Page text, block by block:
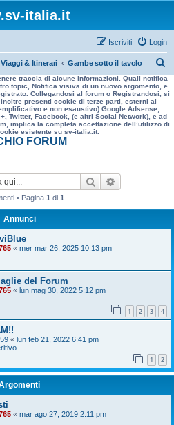
italia.it
Login
Iscriviti
Viaggi & Itinerari Gambe sotto il tavolo
e
r
a
traccia di alcune informazioni. Quali notifica
topic, Notifica visiva di un nuovo argomento, e
Collegandosi al forum o Registrandosi, si
presenti cookie di terze parti, esterni al
e non esaustivo) Google Adsense,
Twitter, Facebook, (e altri Social Network), e ad
implica la completa accettazione dell’utilizzo di
esistente su sv-italia.it.
FORUM
Cerca
• Pagina 1 di 1
Annunci
« mer mar 26, 2025 10:13 pm
del Forum
« lun mag 30, 2022 5:12 pm
1 2 3 4
« lun feb 21, 2022 6:41 pm
1 2
« mar ago 27, 2019 2:11 pm